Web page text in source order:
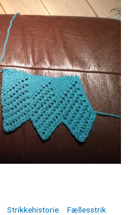
Strikkehistorie Fællesstrik